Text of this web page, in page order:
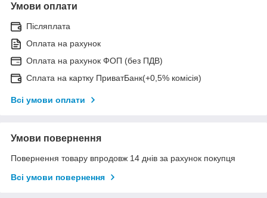
Умови оплати
Післяплата
Оплата на рахунок
Оплата на рахунок ФОП (без ПДВ)
Сплата на картку ПриватБанк(+0,5% комісія)
Всі умови оплати
Умови повернення
Повернення товару впродовж 14 днів за рахунок покупця
Всі умови повернення